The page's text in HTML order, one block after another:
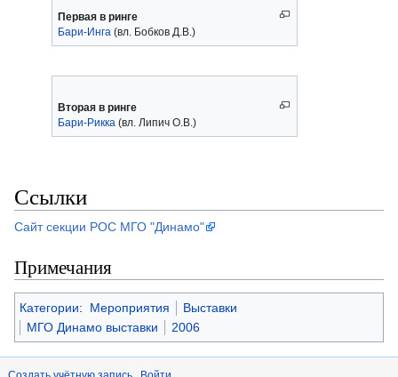
Первая в ринге
Бари-Инга (вл. Бобков Д.В.)
Вторая в ринге
Бари-Рикка (вл. Липич О.В.)
Ссылки
Сайт секции РОС МГО "Динамо"
Примечания
Категории: Мероприятия
Выставки
МГО Динамо выставки
2006